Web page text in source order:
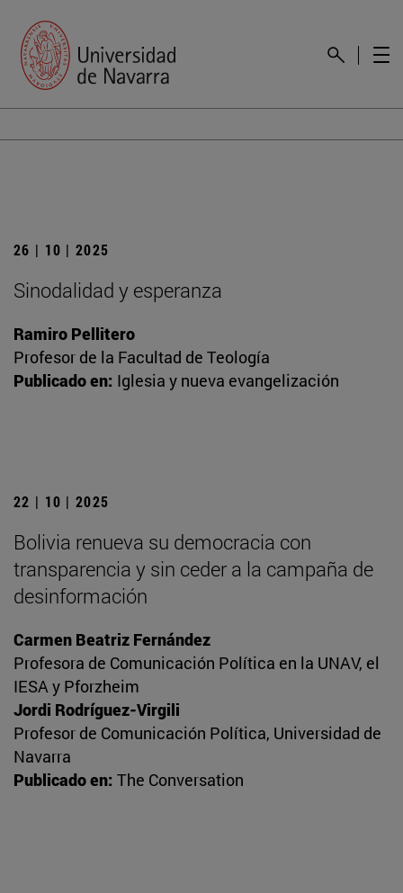
26 | 10 | 2025
Sinodalidad y esperanza
Ramiro Pellitero
Profesor de la Facultad de Teología
Publicado en: Iglesia y nueva evangelización
22 | 10 | 2025
Bolivia renueva su democracia con
transparencia y sin ceder a la campaña de
desinformación
Carmen Beatriz Fernández
Profesora de Comunicación Política en la UNAV, el
IESA y Pforzheim
Jordi Rodríguez-Virgili
Profesor de Comunicación Política, Universidad de
Navarra
Publicado en: The Conversation